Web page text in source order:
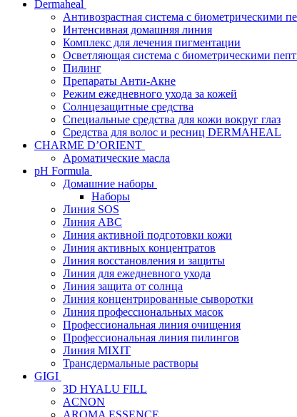
Dermaheal
Антивозрастная система с биометрическими
Интенсивная домашняя линия
Комплекс для лечения пигментации
Осветляющая система с биометрическими
Пилинг
Препараты Анти-Акне
Режим ежедневного ухода за кожей
Солнцезащитные средства
Специальные средства для кожи вокруг глаз
Средства для волос и ресниц DERMAHEAL
CHARME D’ORIENT
Ароматические масла
pH Formula
Домашние наборы
Наборы
Линия SOS
Линия АВС
Линия активной подготовки кожи
Линия активных концентратов
Линия восстановления и защиты
Линия для ежедневного ухода
Линия защита от солнца
Линия концентрированные сыворотки
Линия профессиональных масок
Профессиональная линия очищения
Профессиональная линия пилингов
Линия MIXIT
Трансдермальные растворы
GIGI
3D HYALU FILL
ACNON
AROMA ESSENCE